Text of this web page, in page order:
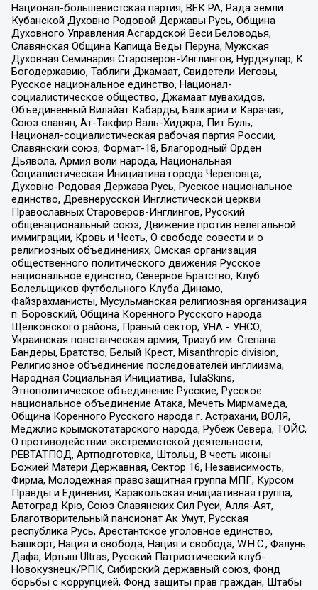
Национал-большевистская партия, ВЕК РА, Рада земли
Кубанской Духовно Родовой Державы Русь, Община
Духовного Управления Асгардской Веси Беловодья,
Славянская Община Капища Веды Перуна, Мужская
Духовная Семинария Староверов-Инглингов, Нурджулар, К
Богодержавию, Таблиги Джамаат, Свидетели Иеговы,
Русское национальное единство, Национал-
социалистическое общество, Джамаат мувахидов,
Объединенный Вилайат Кабарды, Балкарии и Карачая,
Союз славян, Ат-Такфир Валь-Хиджра, Пит Буль,
Национал-социалистическая рабочая партия России,
Славянский союз, Формат-18, Благородный Орден
Дьявола, Армия воли народа, Национальная
Социалистическая Инициатива города Череповца,
Духовно-Родовая Держава Русь, Русское национальное
единство, Древнерусской Инглистической церкви
Православных Староверов-Инглингов, Русский
общенациональный союз, Движение против нелегальной
иммиграции, Кровь и Честь, О свободе совести и о
религиозных объединениях, Омская организация
общественного политического движения Русское
национальное единство, Северное Братство, Клуб
Болельщиков Футбольного Клуба Динамо,
Файзрахманисты, Мусульманская религиозная организация
п. Боровский, Община Коренного Русского народа
Щелковского района, Правый сектор, УНА - УНСО,
Украинская повстанческая армия, Тризуб им. Степана
Бандеры, Братство, Белый Крест, Misanthropic division,
Религиозное объединение последователей инглиизма,
Народная Социальная Инициатива, TulaSkins,
Этнополитическое объединение Русские, Русское
национальное объединение Атака, Мечеть Мирмамеда,
Община Коренного Русского народа г. Астрахани, ВОЛЯ,
Меджлис крымскотатарского народа, Рубеж Севера, ТОЙС,
О противодействии экстремистской деятельности,
РЕВТАТПОД, Артподготовка, Штольц, В честь иконы
Божией Матери Державная, Сектор 16, Независимость,
Фирма, Молодежная правозащитная группа МПГ, Курсом
Правды и Единения, Каракольская инициативная группа,
Автоград Крю, Союз Славянских Сил Руси, Алля-Аят,
Благотворительный пансионат Ак Умут, Русская
республика Русь, Арестантское уголовное единство,
Башкорт, Нация и свобода, Нация и свобода, W.H.С., Фалунь
Дафа, Иртыш Ultras, Русский Патриотический клуб-
Новокузнецк/РПК, Сибирский державный союз, Фонд
борьбы с коррупцией, Фонд защиты прав граждан, Штабы